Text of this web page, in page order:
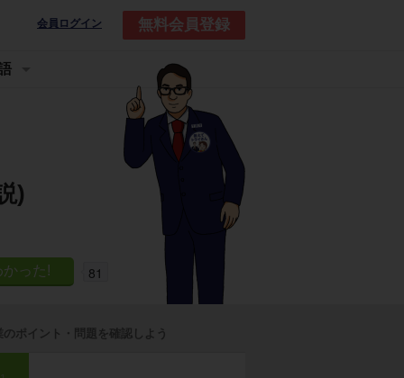
会員ログイン 無料会員登録
)
81
のポイント・問題を確認しよう